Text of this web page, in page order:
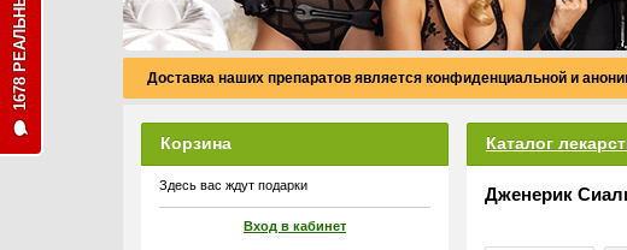
Доставка наших препаратов является конфиденциальной и
Каталог
Дженерик
Корзина
Здесь вас ждут подарки
Вход в кабинет